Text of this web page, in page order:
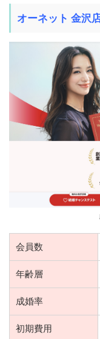
オーネット 金沢
会員数
年齢層
成婚率
初期費用